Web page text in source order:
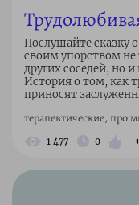
Послушайте сказку
своим упорством не
других соседей, но
История о том, как
приносят
терапевтические, про
1 477 0